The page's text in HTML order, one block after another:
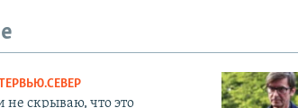
не скрываю, что это